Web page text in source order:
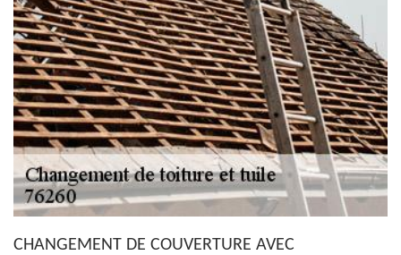
CHANGEMENT DE COUVERTURE AVEC